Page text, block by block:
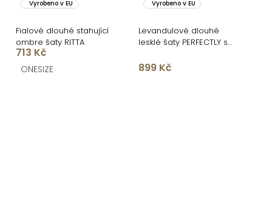
Vyrobeno v EU
Fialové dlouhé stahující
ombre šaty RITTA
713 Kč
ONESIZE
Vyrobeno v EU
Levandulové dlouhé
lesklé šaty PERFECTLY s
899 Kč